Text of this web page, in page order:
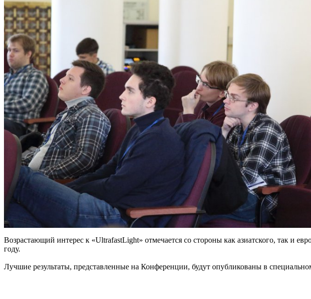
Возрастающий интерес к «UltrafastLight» отмечается со стороны как азиатского, так и
году.
Лучшие результаты, представленные на Конференции, будут опубликованы в